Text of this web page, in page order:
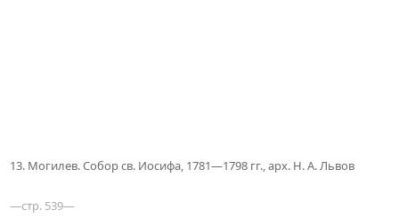
13. Могилев. Собор св. Иосифа, 1781—1798 гг., арх. Н. А. Львов
—стр. 539—